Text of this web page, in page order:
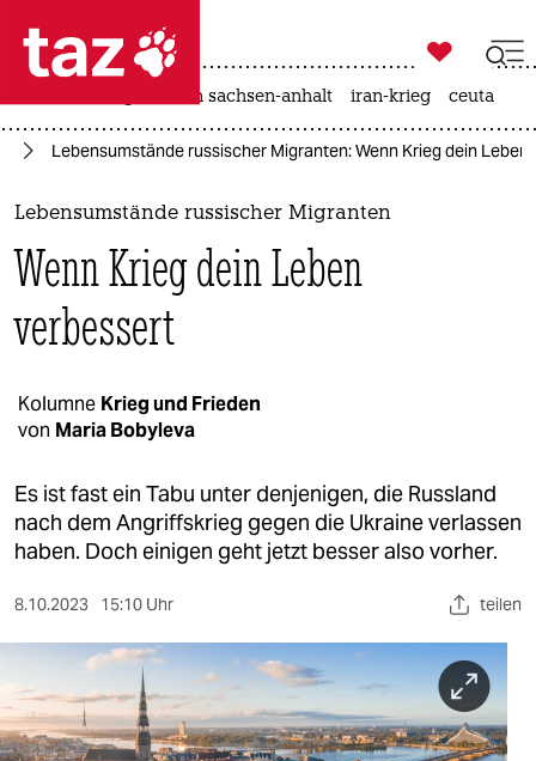
 taz zahl ich
taz zahl ich
themen
politik
öko
kultur
sport
berlin
nord
wahrheit
verlag
verlag

taz zahl ich
landtagswahl in sachsen-anhalt iran-krieg ceuta
Lebensumstände russischer Migranten: Wenn Krieg dein Leben
Lebensumstände russischer Migranten
Wenn Krieg dein Leben
verbessert
Kolumne Krieg und Frieden
von Maria Bobyleva
Es ist fast ein Tabu unter denjenigen, die Russland
nach dem Angriffskrieg gegen die Ukraine verlassen
haben. Doch einigen geht jetzt besser also vorher.
8.10.2023 15:10 Uhr teilen